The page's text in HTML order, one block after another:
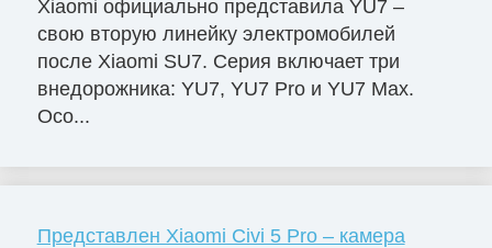
Xiaomi официально представила YU7 –
свою вторую линейку электромобилей
после Xiaomi SU7. Серия включает три
внедорожника: YU7, YU7 Pro и YU7 Max.
Осо...
Представлен Xiaomi Civi 5 Pro – камера